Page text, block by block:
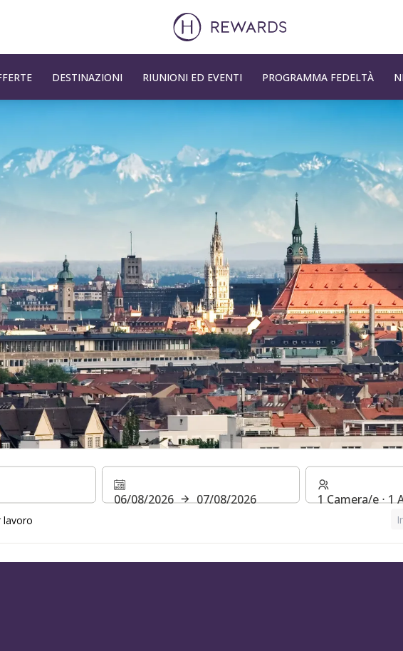
DESTINAZIONI RIUNIONI ED EVENTI PROGRAMMA FEDELTÀ
DI
06/08/2026 07/08/2026 1 Camera/e ⋅ 1
lavoro